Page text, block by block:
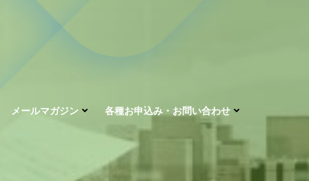
メールマガジン 各種お申込み・お問い合わせ